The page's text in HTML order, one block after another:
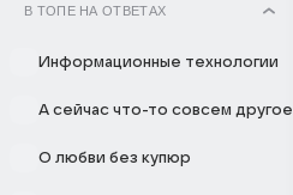
В ТОПЕ НА ОТВЕТАХ
Информационные технологии
А сейчас что-то совсем другое
О любви без купюр